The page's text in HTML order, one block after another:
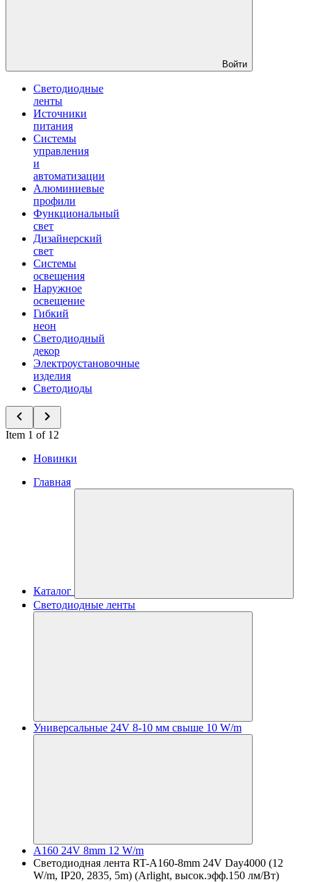
Войти
Светодиодные
ленты
Источники
питания
Системы
управления
и
автоматизации
Алюминиевые
профили
Функциональный
свет
Дизайнерский
свет
Системы
освещения
Наружное
освещение
Гибкий
неон
Светодиодный
декор
Электроустановочные
изделия
Светодиоды
Item 1 of 12
Новинки
Главная
Каталог
Светодиодные ленты
Универсальные 24V 8-10 мм свыше 10 W/m
A160 24V 8mm 12 W/m
Светодиодная лента RT-A160-8mm 24V Day4000 (12
W/m, IP20, 2835, 5m) (Arlight, высок.эфф.150 лм/Вт)